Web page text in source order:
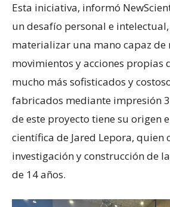
Esta iniciativa, informó
un desafío personal e
materializar una mano capaz de
movimientos y acciones propias
mucho más sofisticados y
fabricados mediante impresión
de este proyecto tiene su origen
científica de Jared Lepora, quien
investigación y construcción de
de 14 años.